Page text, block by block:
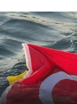
SAĞLIK
SPOR
11:11 MANŞET